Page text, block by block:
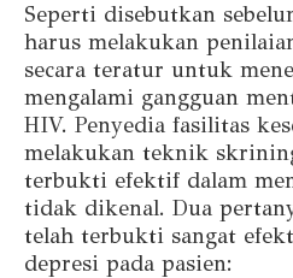
Seperti disebutkan
harus melakukan
secara teratur untuk
mengalami gangguan
HIV. Penyedia fasilitas
melakukan teknik
terbukti efektif dalam
tidak dikenal. Dua
telah terbukti sangat
depresi pada pasien: